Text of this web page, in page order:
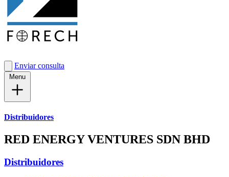
Enviar consulta
Distribuidores
RED ENERGY VENTURES SDN BHD
Distribuidores